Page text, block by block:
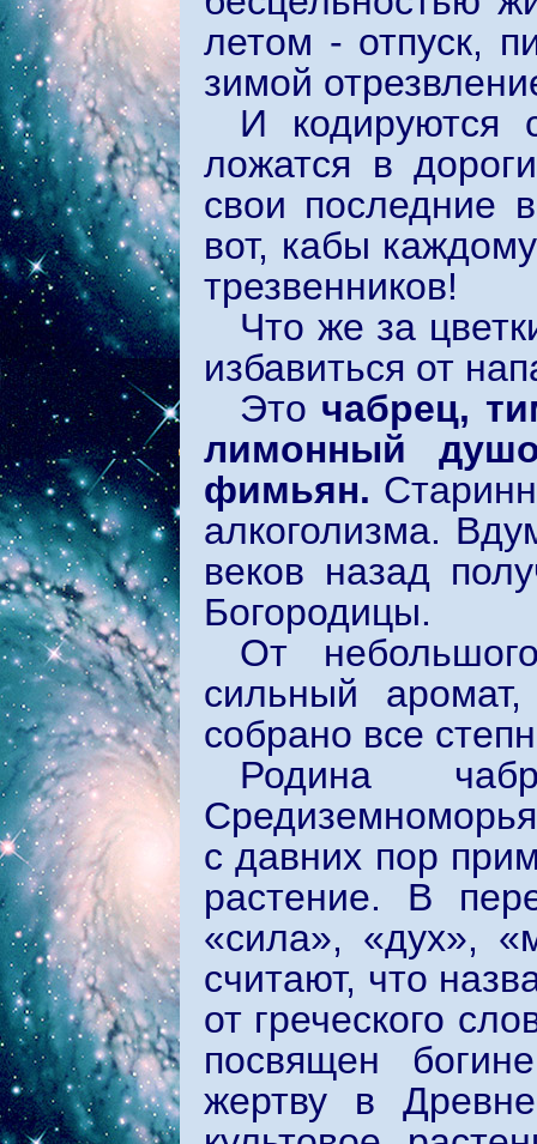
летом - отпуск,
зимой
И кодируются
ложатся в
свои последние
вот, кабы
трезвенников!
Что же за
избавиться от
Это чабрец,
лимонный
фимьян.
алкоголизма.
веков назад
Богородицы.
От
сильный
собрано все
Родина
с давних пор
растение. В
«сила», «дух»,
считают, что
от греческого
посвящен
жертву в